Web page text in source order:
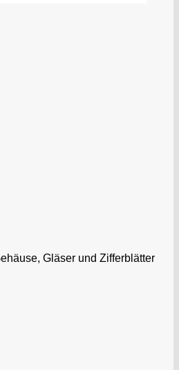
Gläser und Zifferblätter